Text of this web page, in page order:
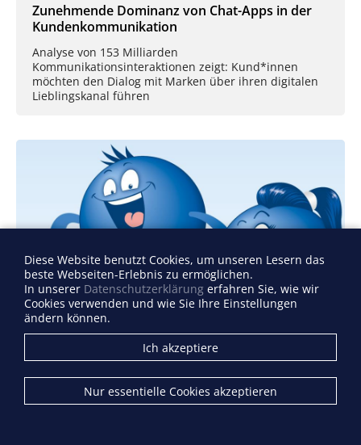
Zunehmende Dominanz von Chat-Apps in der
Kundenkommunikation
Analyse von 153 Milliarden
Kommunikationsinteraktionen zeigt: Kund*innen
möchten den Dialog mit Marken über ihren digitalen
Lieblingskanal führen
Diese Website benutzt Cookies, um unseren Lesern das
beste Webseiten-Erlebnis zu ermöglichen.
In unserer Datenschutzerklärung erfahren Sie, wie wir
Cookies verwenden und wie Sie Ihre Einstellungen
ändern können.
Ich akzeptiere
Nur essentielle Cookies akzeptieren